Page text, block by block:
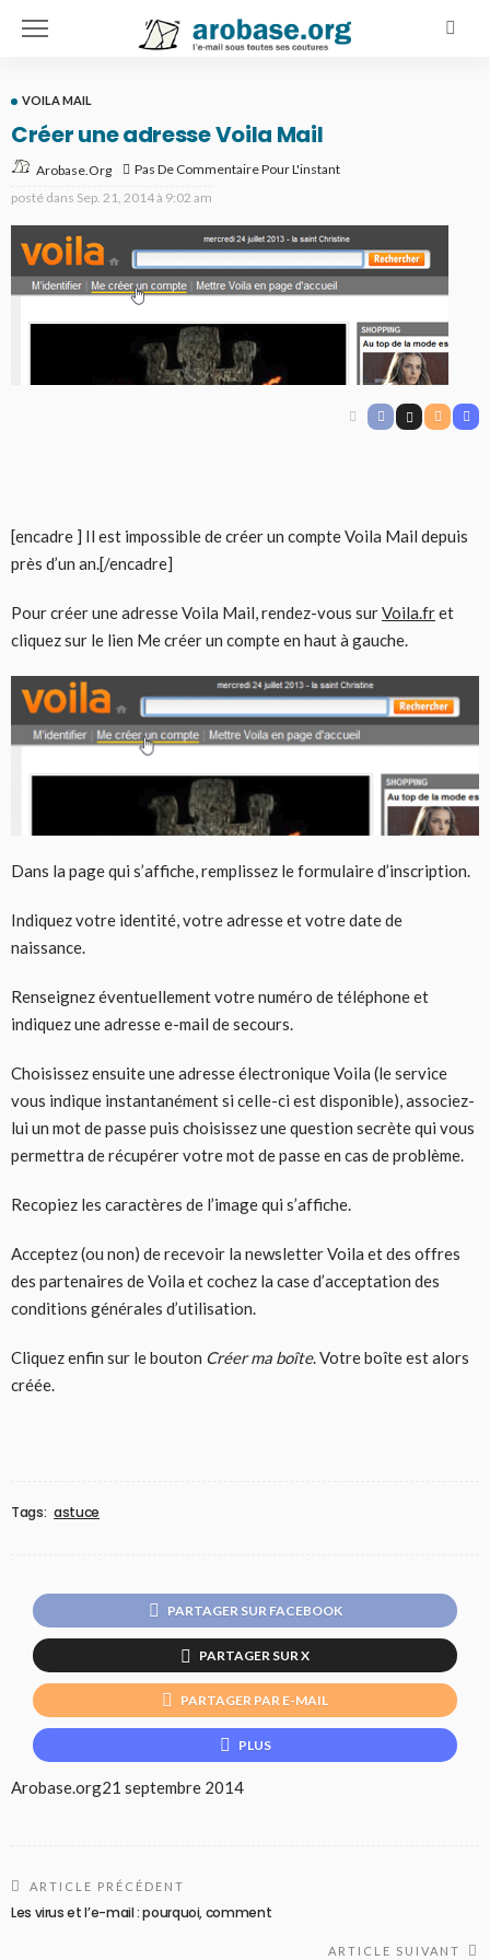
VOILA MAIL
Créer une adresse Voila Mail
Arobase.org
Pas De Commentaire Pour L'instant
posté dans Sep. 21, 2014 à 9:02 am
[encadre ] Il est impossible de créer un compte Voila Mail depuis
près d’un an.[/encadre]
Pour créer une adresse Voila Mail, rendez-vous surVoila.fret
cliquez sur le lien Me créer un compte en haut à gauche.
Dans la page qui s’affiche, remplissez le formulaire d’inscription.
Indiquez votre identité, votre adresse et votre date de
naissance.
Renseignez éventuellement votre numéro de téléphone et
indiquez une adresse e-mail de secours.
Choisissez ensuite une adresse électronique Voila (le service
vous indique instantanément si celle-ci est disponible), associez-
lui un mot de passe puis choisissez une question secrète qui vous
permettra de récupérer votre mot de passe en cas de problème.
Recopiez les caractères de l’image qui s’affiche.
Acceptez (ou non) de recevoir la newsletter Voila et des offres
des partenaires de Voila et cochez la case d’acceptation des
conditions générales d’utilisation.
Cliquez enfin sur le bouton Créer ma boîte. Votre boîte est alors
créée.
Tags: astuce
PARTAGER SUR FACEBOOK
PARTAGER SUR X
PARTAGER PAR E-MAIL
PLUS
Arobase.org21 septembre 2014
ARTICLE PRÉCÉDENT
Les virus et l’e-mail : pourquoi, comment
ARTICLE SUIVANT